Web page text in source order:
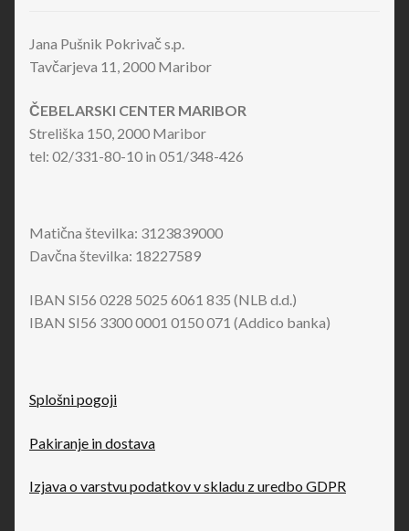
Jana Pušnik Pokrivač s.p.
Tavčarjeva 11, 2000 Maribor
ČEBELARSKI CENTER MARIBOR
Streliška 150, 2000 Maribor
tel: 02/331-80-10 in 051/348-426
Matična številka: 3123839000
Davčna številka: 18227589
IBAN SI56 0228 5025 6061 835 (NLB d.d.)
IBAN SI56 3300 0001 0150 071 (Addico banka)
Splošni pogoji
Pakiranje in dostava
Izjava o varstvu podatkov v skladu z uredbo GDPR